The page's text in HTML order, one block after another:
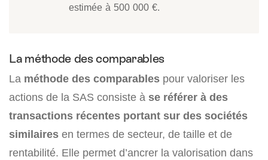
estimée à 500 000 €.
La méthode des comparables
La méthode des comparables pour valoriser les
actions de la SAS consiste à se référer à des
transactions récentes portant sur des sociétés
similaires en termes de secteur, de taille et de
rentabilité. Elle permet d’ancrer la valorisation dans